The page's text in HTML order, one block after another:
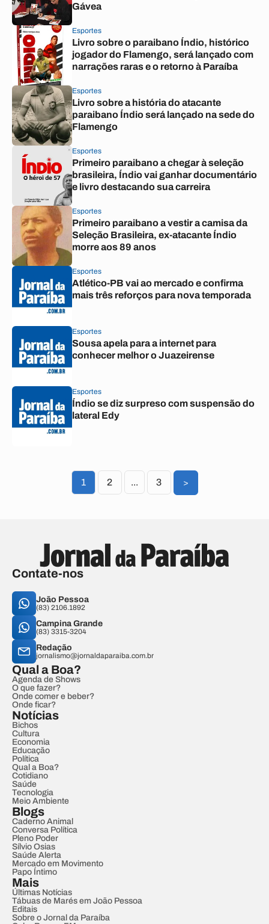
Gávea
Esportes
Livro sobre o paraibano Índio, histórico
jogador do Flamengo, será lançado com
narrações raras e o retorno à Paraíba
Esportes
Livro sobre a história do atacante
paraibano Índio será lançado na sede do
Flamengo
Esportes
Primeiro paraibano a chegar à seleção
brasileira, Índio vai ganhar documentário
e livro destacando sua carreira
Esportes
Primeiro paraibano a vestir a camisa da
Seleção Brasileira, ex-atacante Índio
morre aos 89 anos
Esportes
Atlético-PB vai ao mercado e confirma
mais três reforços para nova temporada
Esportes
Sousa apela para a internet para
conhecer melhor o Juazeirense
Esportes
Índio se diz surpreso com suspensão do
lateral Edy
1 2 ... 3 >
Contate-nos
João Pessoa
(83) 2106.1892
Campina Grande
(83) 3315-3204
Redação
jornalismo@jornaldaparaiba.com.br
Qual a Boa?
Agenda de Shows
O que fazer?
Onde comer e beber?
Onde ficar?
Notícias
Bichos
Cultura
Economia
Educação
Política
Qual a Boa?
Cotidiano
Saúde
Tecnologia
Meio Ambiente
Blogs
Caderno Animal
Conversa Política
Pleno Poder
Sílvio Osias
Saúde Alerta
Mercado em Movimento
Papo Íntimo
Mais
Últimas Notícias
Tábuas de Marés em João Pessoa
Editais
Sobre o Jornal da Paraíba